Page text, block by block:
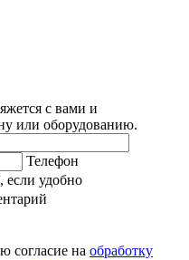
с вами и
или оборудованию.
Телефон
если удобно
согласие на обработку